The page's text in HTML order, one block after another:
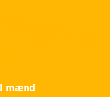
mænd